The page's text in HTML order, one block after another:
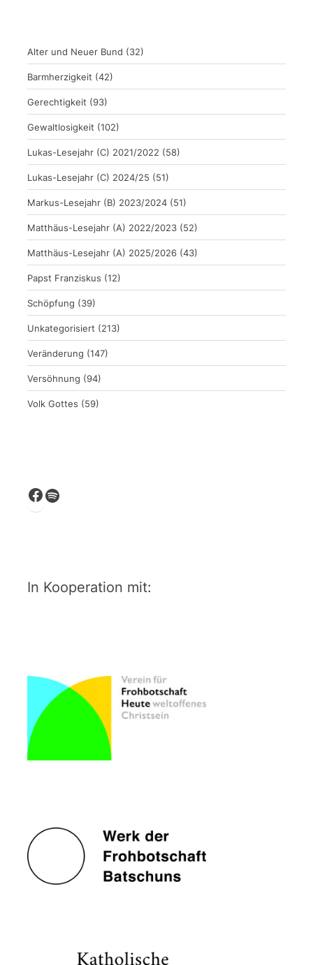
Alter und Neuer Bund (32)
Barmherzigkeit (42)
Gerechtigkeit (93)
Gewaltlosigkeit (102)
Lukas-Lesejahr (C) 2021/2022 (58)
Lukas-Lesejahr (C) 2024/25 (51)
Markus-Lesejahr (B) 2023/2024 (51)
Matthäus-Lesejahr (A) 2022/2023 (52)
Matthäus-Lesejahr (A) 2025/2026 (43)
Papst Franziskus (12)
Schöpfung (39)
Unkategorisiert (213)
Veränderung (147)
Versöhnung (94)
Volk Gottes (59)
Facebook
Spotify
In Kooperation mit: